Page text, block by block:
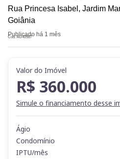
Rua Princesa Isabel, Jardim
Goiânia
Publicado há 1 mês
Cod. AU40587
Valor do Imóvel
R$ 360.000
Simule o financiamento desse
Ágio
Condomínio
IPTU/mês